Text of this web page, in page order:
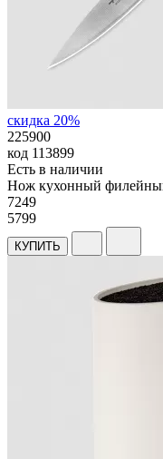
скидка 20%
225900
код 113899
Есть в наличии
Нож кухонный
7249
5799
КУПИТЬ